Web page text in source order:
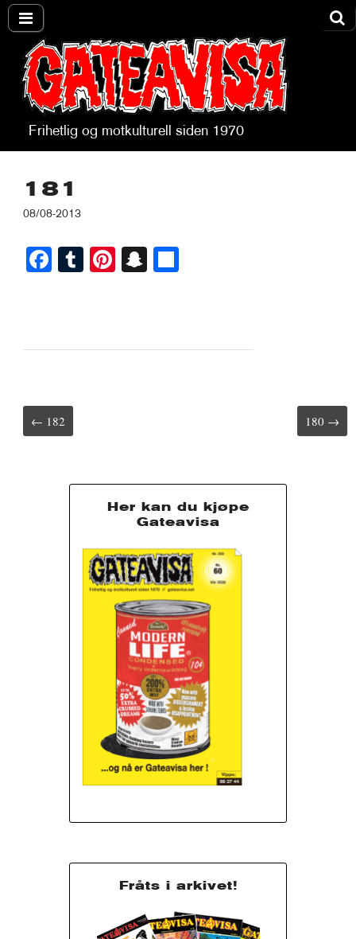
Gateavisa
Frihetlig og motkulturell siden 1970
181
08/08-2013
Fa T
r
Pi
t
S
t
S
Post
navigation
← 182 180 →
Her kan du kjøpe
Gateavisa
Fråts i arkivet!